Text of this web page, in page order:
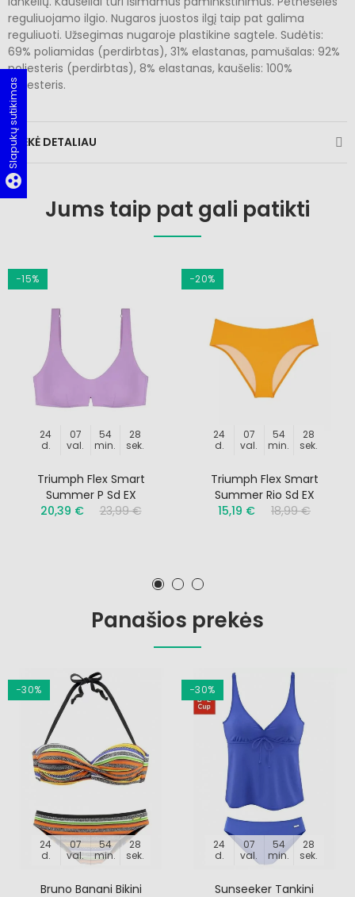
reguliuojamo ilgio. Nugaros juostos ilgį taip pat galima
reguliuoti. Užsegimas nugaroje plastikine sagtele. Sudėtis:
69% poliamidas (perdirbtas), 31% elastanas, pamušalas: 92%
poliesteris (perdirbtas), 8% elastanas, kaušelis: 100%
poliesteris.
PREKĖ DETALIAU
Jums taip pat gali patikti
−15%
24
d.
07
val.
54
min.
27
sek.
Triumph Flex Smart
Summer P Sd EX
20,39 €
23,99 €
−20%
24
d.
07
val.
54
min.
27
sek.
Triumph Flex Smart
Summer Rio Sd EX
15,19 €
18,99 €
Panašios prekės
−30%
24
d.
07
val.
54
min.
27
sek.
Bruno Banani Bikini
−30%
24
d.
07
val.
54
min.
27
sek.
Sunseeker Tankini
group_work
Slapukų sutikimas